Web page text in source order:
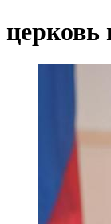
церковь